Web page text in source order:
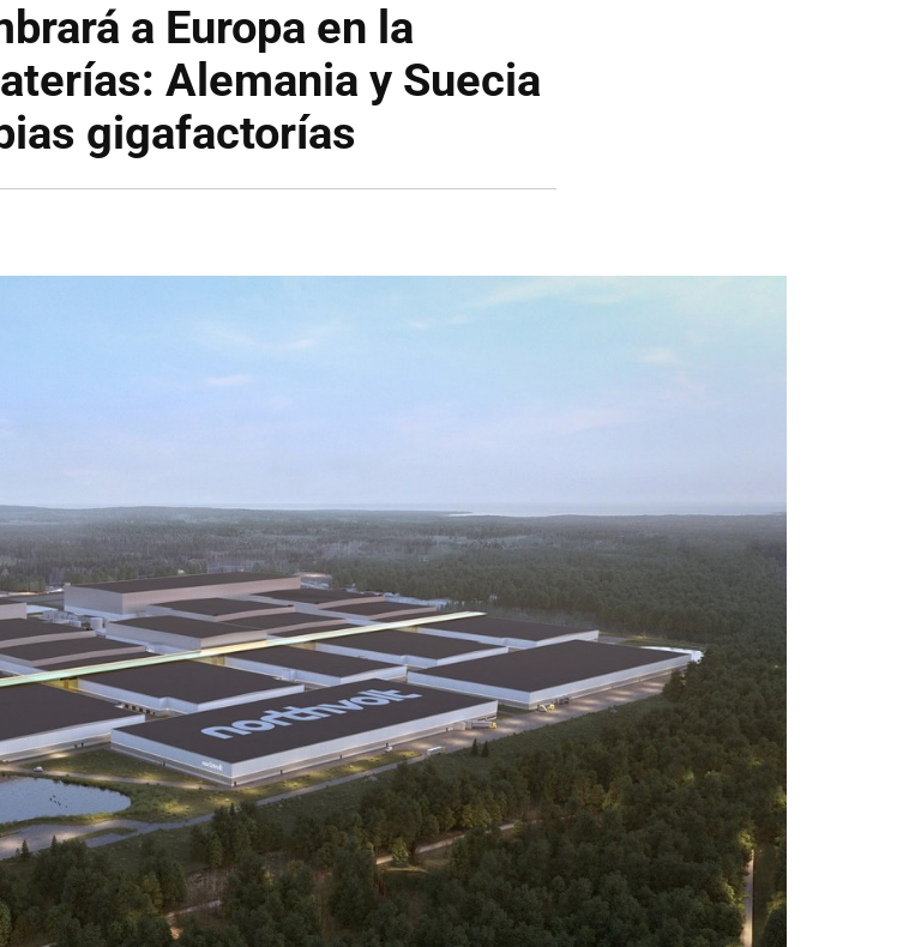
a Europa en la
Alemania y Suecia
gigafactorías